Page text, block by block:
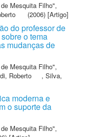
Mesquita Filho",
(2006) [Artigo]
do professor de
o tema
mudanças de
Mesquita Filho",
Roberto , Silva,
moderna e
o suporte da
Mesquita Filho",